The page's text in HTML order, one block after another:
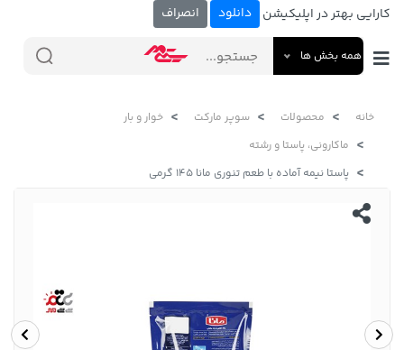
کارایی بهتر در اپلیکیشن دانلود انصراف
همه بخش ها
خانه محصولات سوپر مارکت
خوار و بار
ماکارونی، پاستا و رشته
پاستا نیمه آماده با طعم تنوری مانا 145 گرمی